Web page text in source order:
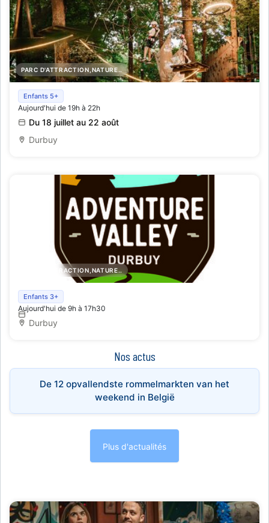
PARC D'ATTRACTION,NATURE..
Forest Lights - Zomeravonden in het klimbos
Enfants 5+
Aujourd'hui de 19h à 22h
Du 18 juillet au 22 août
Durbuy
PARC D'ATTRACTION,NATURE..
Adventure Valley Durbuy
Enfants 3+
Aujourd'hui de 9h à 17h30
Durbuy
Nos actus
De 12 opvallendste rommelmarkten van het
weekend in België
Plus d'actualités